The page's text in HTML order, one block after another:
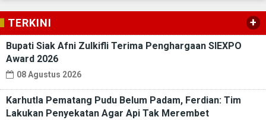
TERKINI +
Bupati Siak Afni Zulkifli Terima Penghargaan SIEXPO
Award 2026
08 Agustus 2026
Karhutla Pematang Pudu Belum Padam, Ferdian: Tim
Lakukan Penyekatan Agar Api Tak Merembet